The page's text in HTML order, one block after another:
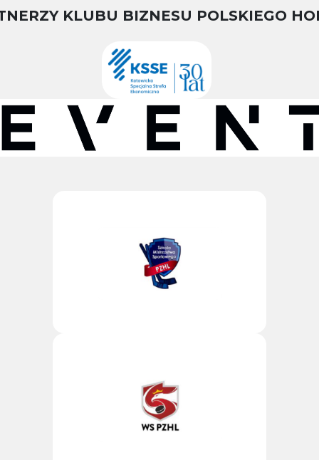
KLUBU BIZNESU POLSKIEGO